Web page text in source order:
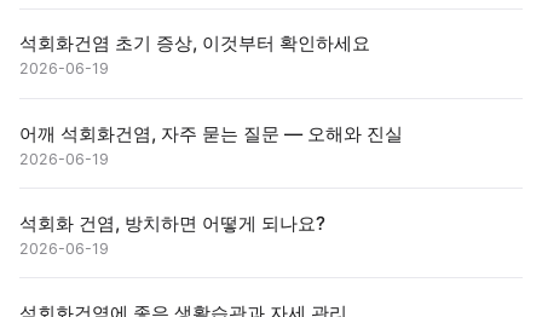
석회화건염 초기 증상, 이것부터 확인하세요
2026-06-19
어깨 석회화건염, 자주 묻는 질문 — 오해와 진실
2026-06-19
석회화 건염, 방치하면 어떻게 되나요?
2026-06-19